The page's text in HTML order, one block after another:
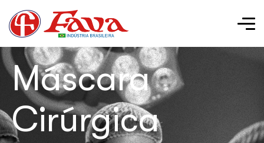
Máscara
Cirúrgica